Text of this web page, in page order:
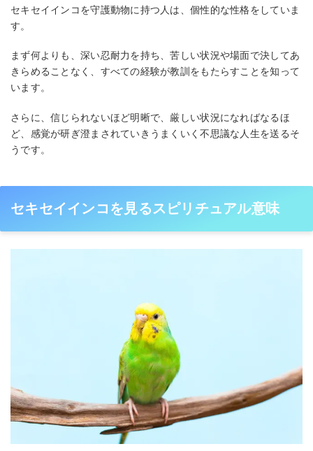
セキセイインコを守護動物に持つ人は、個性的な性格をしていま
す。
まず何よりも、深い忍耐力を持ち、苦しい状況や場面で決してあ
きらめることなく、すべての経験が教訓をもたらすことを知って
います。
さらに、信じられないほど明晰で、厳しい状況になればなるほ
ど、感覚が研ぎ澄まされていきうまくいく不思議な人生を送るそ
うです。
セキセイインコを見るスピリチュアル意味